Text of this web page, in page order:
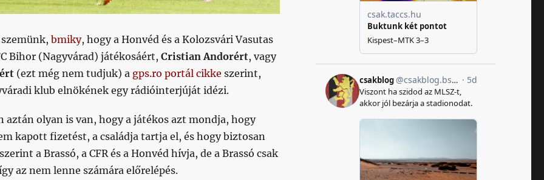
bmiky, hogy a Honvéd és a Kolozsvári Vasutas
Bihor (Nagyvárad) játékosáért, Cristian Andorért, vagy
(ezt még nem tudjuk) a gps.ro portál cikke szerint,
klub elnökének egy rádióinterjúját idézi.
aztán olyan is van, hogy a játékos azt mondja, hogy
kapott fizetést, a családja tartja el, és hogy biztosan
a Brassó, a CFR és a Honvéd hívja, de a Brassó csak
az nem lenne számára előrelépés.